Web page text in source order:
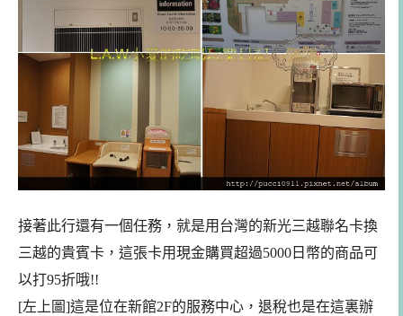
接著此行還有一個任務，就是用台灣的新光三越聯名卡換
三越的貴賓卡，這張卡用現金購買超過5000日幣的商品可
以打95折哦!!
[左上圖]這是位在新館2F的服務中心，退稅也是在這裏辦